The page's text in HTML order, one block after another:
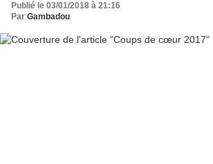
Publié le 03/01/2018 à 21:16
Par Gambadou